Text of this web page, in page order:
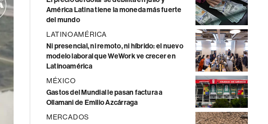
América Latina tiene la moneda más fuerte
del mundo
LATINOAMÉRICA
Ni presencial, ni remoto, ni híbrido: el nuevo
modelo laboral que WeWork ve crecer en
Latinoamérica
MÉXICO
Gastos del Mundial le pasan factura a
Ollamani de Emilio Azcárraga
MERCADOS